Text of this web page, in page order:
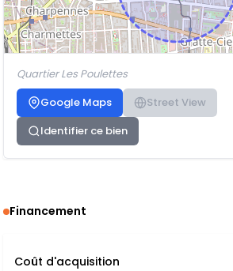
Quartier Les Poulettes
Google Maps
Street View
Identifier ce bien
Financement
Coût d'acquisition